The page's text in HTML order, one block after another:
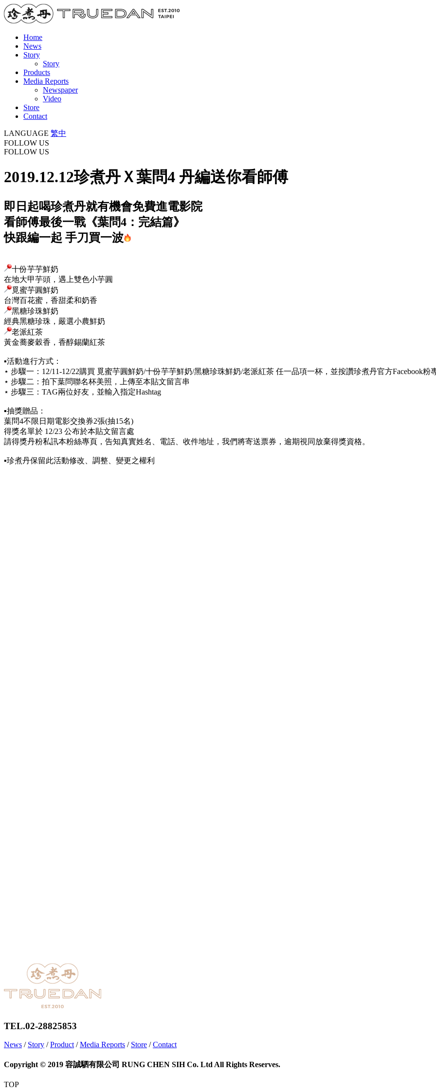
Home
News
Story
Story
Products
Media Reports
Newspaper
Video
Store
Contact
LANGUAGE 繁中
FOLLOW US
FOLLOW US
2019.12.12珍煮丹Ｘ葉問4 丹編送你看師傅
即日起喝珍煮丹就有機會免費進電影院
看師傅最後一戰《葉問4：完結篇》
快跟編一起 手刀買一波
十份芋芋鮮奶
在地大甲芋頭，遇上雙色小芋圓
覓蜜芋圓鮮奶
台灣百花蜜，香甜柔和奶香
黑糖珍珠鮮奶
經典黑糖珍珠，嚴選小農鮮奶
老派紅茶
黃金蕎麥穀香，香醇錫蘭紅茶
▪️活動進行方式：
⋆ 步驟一：12/11-12/22購買 覓蜜芋圓鮮奶/十份芋芋鮮奶/黑糖珍珠鮮奶/老派紅茶 任一品項一杯，並按讚珍煮丹官方Facebook粉
⋆ 步驟二：拍下葉問聯名杯美照，上傳至本貼文留言串
⋆ 步驟三：TAG兩位好友，並輸入指定Hashtag
▪️抽獎贈品：
葉問4不限日期電影交換券2張(抽15名)
得獎名單於 12/23 公布於本貼文留言處
請得獎丹粉私訊本粉絲專頁，告知真實姓名、電話、收件地址，我們將寄送票券，逾期視同放棄得獎資格。
▪️珍煮丹保留此活動修改、調整、變更之權利
TEL.02-28825853
News / Story / Product / Media Reports / Store / Contact
Copyright © 2019 容誠駟有限公司 RUNG CHEN SIH Co. Ltd All Rights Reserves.
TOP